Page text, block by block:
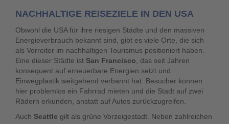
NACHHALTIGE REISEZIELE IN DEN USA
Obwohl die USA für ihre riesigen Städte und den massiven
Energieverbrauch bekannt sind, gibt es viele Orte, die sich
als Vorreiter im nachhaltigen Tourismus positioniert haben.
Eine dieser Städte ist San Francisco , das seit Jahren
konsequent auf erneuerbare Energien setzt und
Einwegplastik weitgehend verbannt hat. Besucher können
hier problemlos ein Fahrrad mieten und die Stadt auf zwei
Rädern erkunden, anstatt auf Autos zurückzugreifen.
Auch Seattle gilt als grüne Vorzeigestadt. Neben zahlreichen